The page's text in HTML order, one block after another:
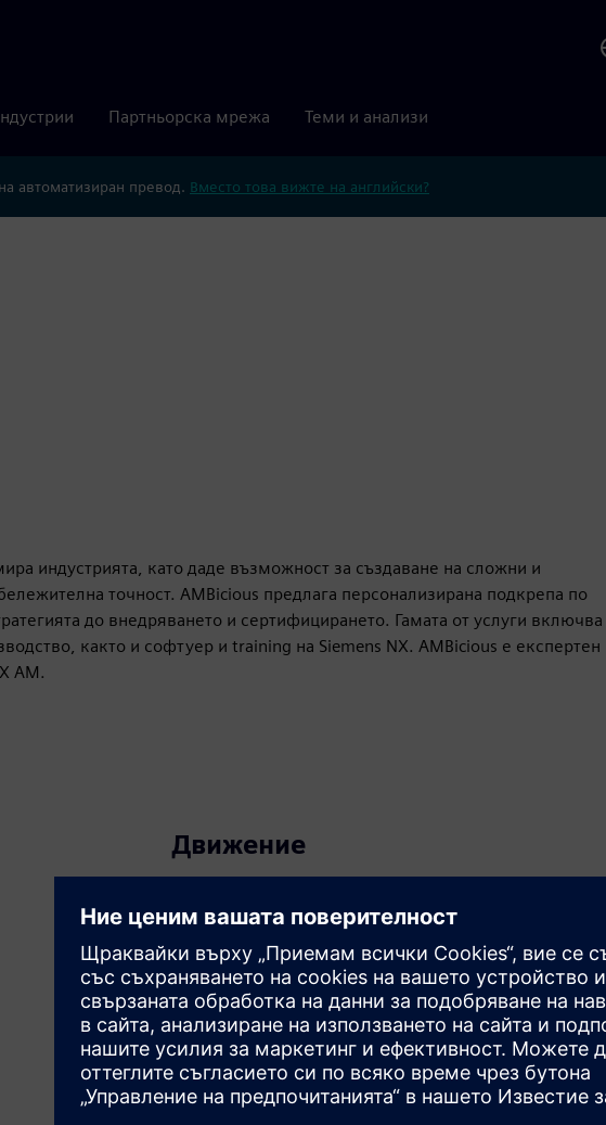
Партньорска мрежа Теми и анализи
автоматизиран превод. Вместо това вижте на английски?
индустрията, като даде възможност за създаване на сложни и
точност. AMBicious предлага персонализирана подкрепа по
до внедряването и сертифицирането. Гамата от услуги включва
както и софтуер и training на Siemens NX. AMBicious е експертен
AM.
Движение
Разширява или надгражда продукт/решение на
Siemens Xcelerator чрез създаване на нов продукт или
създава ново клиентско решение чрез интегриране
на продукта на Siemens Xcelerator и собствен продукт